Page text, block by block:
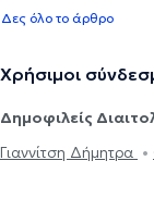
Δες όλο το άρθρο
Χρήσιμοι
Δημοφιλείς
Γιαννίτση Δήμητρα